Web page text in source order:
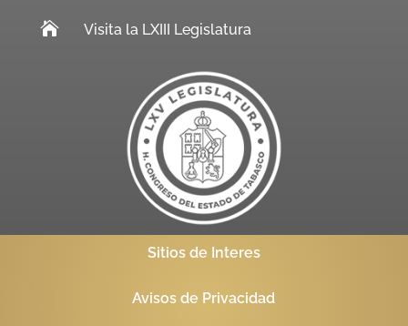
 Visita la LXIII Legislatura
Sitios de Interes
Avisos de Privacidad